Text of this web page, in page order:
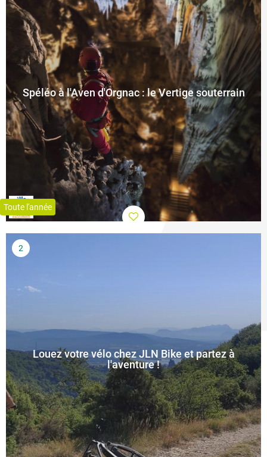
Spéléo à l'Aven d'Orgnac : le Vertige souterrain
Toute l'année
Louez votre vélo chez JLN Bike et partez à
l'aventure !